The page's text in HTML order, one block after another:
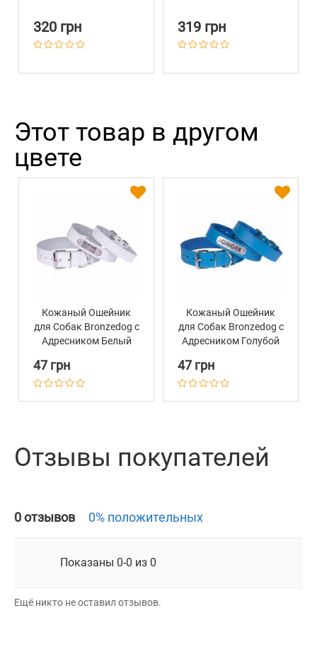
320 грн 319 грн
Этот товар в другом
цвете
Кожаный Ошейник
для Собак Bronzedog с
Адресником Белый
47 грн
Кожаный Ошейник
для Собак Bronzedog с
Адресником Голубой
47 грн
Отзывы покупателей
0 отзывов 0% положительных
Показаны 0-0 из 0
Ещё никто не оставил отзывов.